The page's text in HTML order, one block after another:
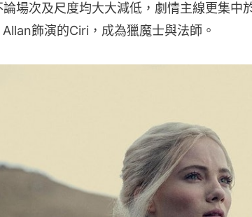
論場次及尺度均大大減低，劇情主線更集中
飾演的Ciri，成為獵魔士與法師。